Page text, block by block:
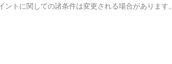
ントに関しての諸条件は変更される場合があります。